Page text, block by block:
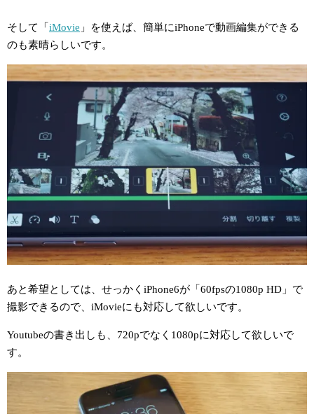
そして「 iMovie 」を使えば、簡単にiPhoneで動画編集ができる
のも素晴らしいです。
あと希望としては、せっかくiPhone6が「60fpsの1080p HD」で
撮影できるので、iMovieにも対応して欲しいです。
Youtubeの書き出しも、720pでなく1080pに対応して欲しいで
す。